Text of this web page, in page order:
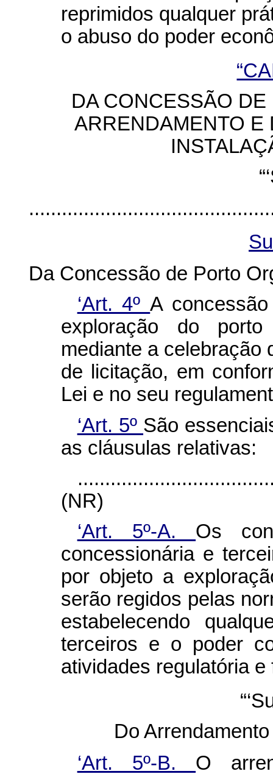
reprimidos qualquer
o abuso do poder
DA CONCESSÃO
ARRENDAMENTO E
Da Concessão de Porto
‘Art. 4ºA
exploração do
mediante a celebração
de licitação, em
Lei e no seu
‘Art. 5º São
as cláusulas relativas:
(NR)
‘Art. 5º-A. Os
concessionária e
por objeto a
serão regidos pelas
estabelecendo
terceiros e o poder
atividades regulatória e
Do
‘Art. 5º-B. O